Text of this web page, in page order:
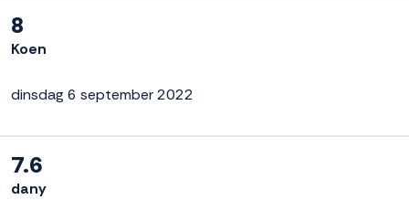
8
Koen
dinsdag 6 september 2022
7.6
dany